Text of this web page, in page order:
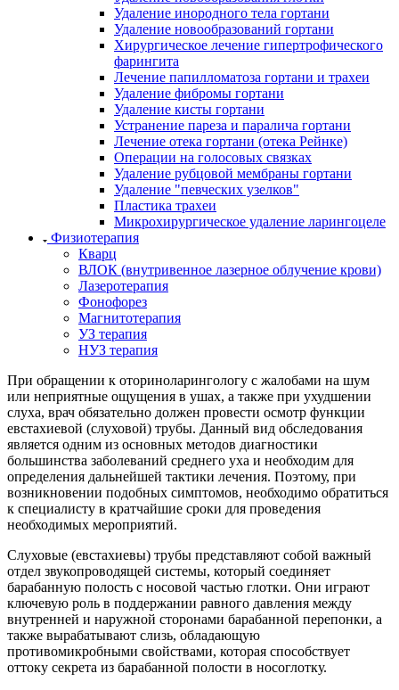
Удаление инородного тела гортани
Удаление новообразований гортани
Хирургическое лечение гипертрофического
фарингита
Лечение папилломатоза гортани и трахеи
Удаление фибромы гортани
Удаление кисты гортани
Устранение пареза и паралича гортани
Лечение отека гортани (отека Рейнке)
Операции на голосовых связках
Удаление рубцовой мембраны гортани
Удаление "певческих узелков"
Пластика трахеи
Микрохирургическое удаление ларингоцеле
Физиотерапия
Кварц
ВЛОК (внутривенное лазерное облучение крови)
Лазеротерапия
Фонофорез
Магнитотерапия
УЗ терапия
НУЗ терапия
При обращении к оториноларингологу с жалобами на шум
или неприятные ощущения в ушах, а также при ухудшении
слуха, врач обязательно должен провести осмотр функции
евстахиевой (слуховой) трубы. Данный вид обследования
является одним из основных методов диагностики
большинства заболеваний среднего уха и необходим для
определения дальнейшей тактики лечения. Поэтому, при
возникновении подобных симптомов, необходимо обратиться
к специалисту в кратчайшие сроки для проведения
необходимых мероприятий.
Слуховые (евстахиевы) трубы представляют собой важный
отдел звукопроводящей системы, который соединяет
барабанную полость с носовой частью глотки. Они играют
ключевую роль в поддержании равного давления между
внутренней и наружной сторонами барабанной перепонки, а
также вырабатывают слизь, обладающую
противомикробными свойствами, которая способствует
оттоку секрета из барабанной полости в носоглотку.